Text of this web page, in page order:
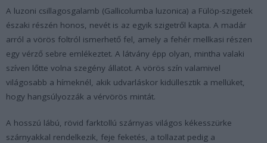
A luzoni csillagosgalamb (Gallicolumba luzonica) a Fülöp-szigetek
északi részén honos, nevét is az egyik szigetről kapta. A madár
arról a vörös foltról ismerhető fel, amely a fehér mellkasi részen
egy vérző sebre emlékeztet. A látvány épp olyan, mintha valaki
szíven lőtte volna szegény állatot. A vörös szín valamivel
világosabb a hímeknél, akik udvarláskor kidüllesztik a mellüket,
hogy hangsúlyozzák a vérvörös mintát.
A hosszú lábú, rövid farktollú szárnyas világos kékesszürke
szárnyakkal rendelkezik, feje feketés, a tollazat pedig a